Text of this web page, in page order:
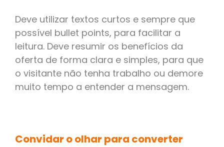
Deve utilizar textos curtos e sempre que
possível bullet points, para facilitar a
leitura. Deve resumir os benefícios da
oferta de forma clara e simples, para que
o visitante não tenha trabalho ou demore
muito tempo a entender a mensagem.
Convidar o olhar para converter